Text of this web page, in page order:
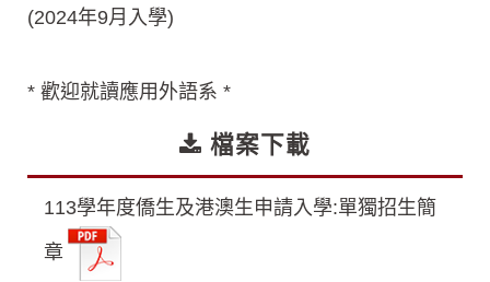
(2024年9月入學)
* 歡迎就讀應用外語系 *
檔案下載
113學年度僑生及港澳生申請入學:單獨招生簡
章